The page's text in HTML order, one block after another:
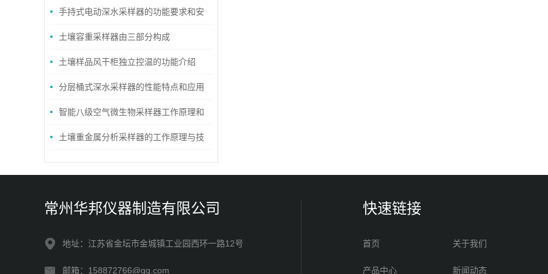
手持式电动深水采样器的功能要求和安
装位置的选择
土壤容重采样器由三部分构成
土壤样品风干柜独立控温的功能介绍
分层桶式深水采样器的性能特点和应用
领域智能八级空气微生物采样器工作原理和
性能用途
土壤重金属分析采样器的工作原理与技
常州华邦仪器制造有限公司
地址：江苏省金坛市金城镇工业园西环一路12号
邮箱：158872766@qq.com
快速链接
首页 关于我们
产品中心 新闻动态